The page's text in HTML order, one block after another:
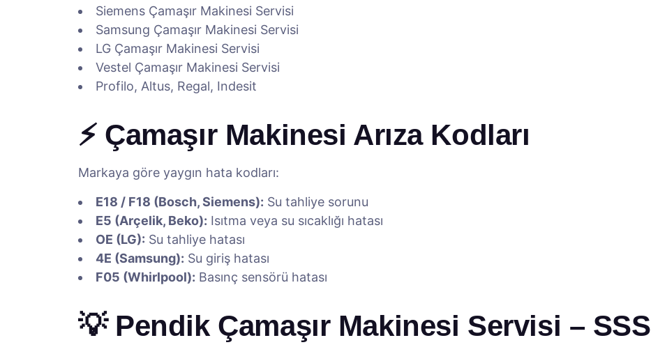
Siemens Çamaşır Makinesi Servisi
Samsung Çamaşır Makinesi Servisi
LG Çamaşır Makinesi Servisi
Vestel Çamaşır Makinesi Servisi
Profilo, Altus, Regal, Indesit
⚡ Çamaşır Makinesi Arıza Kodları
Markaya göre yaygın hata kodları:
E18 / F18 (Bosch, Siemens): Su tahliye sorunu
E5 (Arçelik, Beko): Isıtma veya su sıcaklığı hatası
OE (LG): Su tahliye hatası
4E (Samsung): Su giriş hatası
F05 (Whirlpool): Basınç sensörü hatası
💡 Pendik Çamaşır Makinesi Servisi – SSS